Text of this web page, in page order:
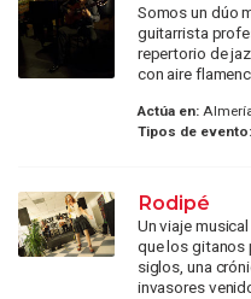
Somos un dúo
guitarrista
repertorio de
con aire
Actúa en:
Tipos de evento:
Rodipé
Un viaje
que los gitanos
siglos, una
invasores